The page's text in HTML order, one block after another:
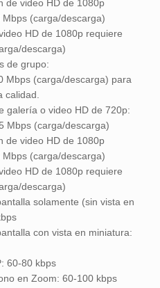
de video HD de 1080p
(carga/descarga)
HD de 1080p requiere
descarga)
de grupo:
Mbps (carga/descarga) para
calidad.
galería o video HD de 720p:
Mbps (carga/descarga)
de video HD de 1080p
(carga/descarga)
HD de 1080p requiere
descarga)
solamente (sin vista en
con vista en miniatura:
60-80 kbps
en Zoom: 60-100 kbps